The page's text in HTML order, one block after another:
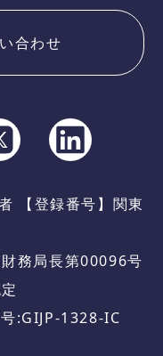
合わせ
【登録番号】関東
務局長第00096号
:GIJP-1328-IC